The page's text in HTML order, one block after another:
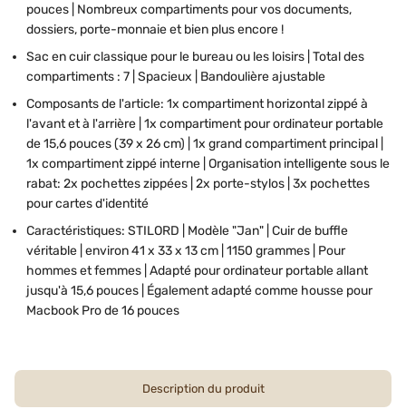
pouces | Nombreux compartiments pour vos documents,
dossiers, porte-monnaie et bien plus encore !
Sac en cuir classique pour le bureau ou les loisirs | Total des
compartiments : 7 | Spacieux | Bandoulière ajustable
Composants de l'article: 1x compartiment horizontal zippé à
l'avant et à l'arrière | 1x compartiment pour ordinateur portable
de 15,6 pouces (39 x 26 cm) | 1x grand compartiment principal |
1x compartiment zippé interne | Organisation intelligente sous le
rabat: 2x pochettes zippées | 2x porte-stylos | 3x pochettes
pour cartes d'identité
Caractéristiques: STILORD | Modèle "Jan" | Cuir de buffle
véritable | environ 41 x 33 x 13 cm | 1150 grammes | Pour
hommes et femmes | Adapté pour ordinateur portable allant
jusqu'à 15,6 pouces | Également adapté comme housse pour
Macbook Pro de 16 pouces
Description du produit